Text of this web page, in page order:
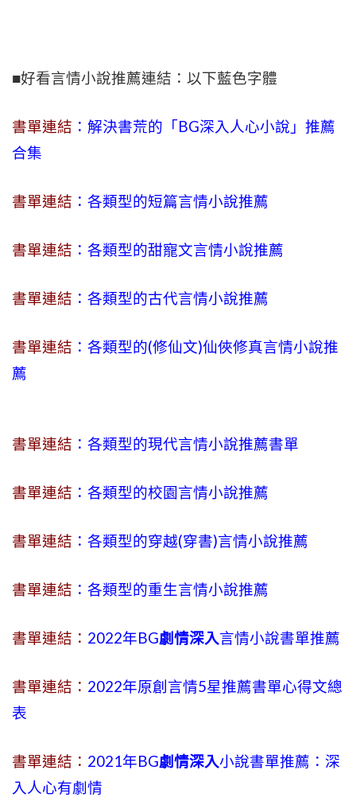
■好看言情小說推薦連結：以下藍色字體
書單連結 ：解決書荒的「BG深入人心小說」推薦
合集
書單連結 ：各類型的短篇言情小說推薦
書單連結 ：各類型的甜寵文言情小說推薦
書單連結 ：各類型的古代言情小說推薦
書單連結 ：各類型的(修仙文)仙俠修真言情小說推
薦
書單連結 ：各類型的現代言情小說推薦書單
書單連結 ：各類型的校園言情小說推薦
書單連結 ：各類型的穿越(穿書)言情小說推薦
書單連結 ：各類型的重生言情小說推薦
書單連結： 2022年BG劇情深入言情小說書單推薦
書單連結： 2022年原創言情5星推薦書單心得文總
表
書單連結： 2021年BG劇情深入小說書單推薦：深
入人心有劇情